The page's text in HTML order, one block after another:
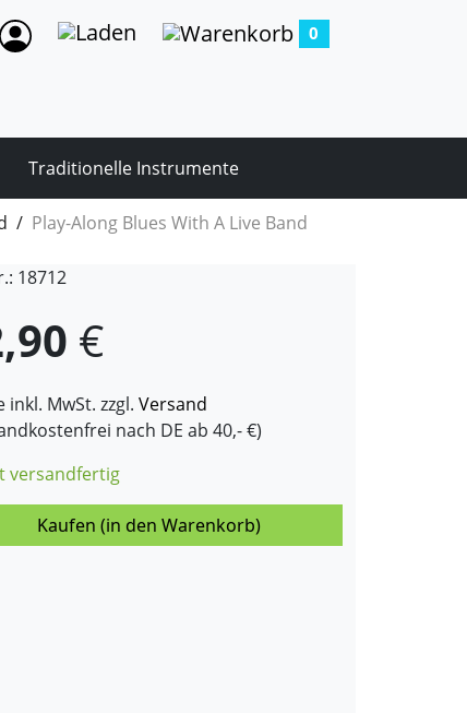
0
Traditionelle Instrumente
Play-Along Blues With A Live Band
18712
€
inkl. MwSt. zzgl. Versand
nach DE ab 40,- €)
versandfertig
Kaufen (in den Warenkorb)